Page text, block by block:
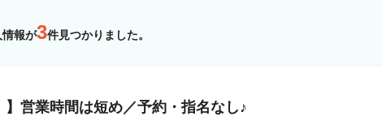
報が3件見つかりました。
】営業時間は短め／予約・指名なし♪